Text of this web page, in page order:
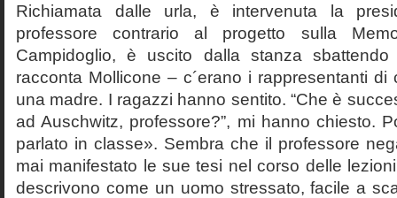
Richiamata dalle urla, è intervenuta la
professore contrario al progetto sulla
Campidoglio, è uscito dalla stanza
racconta Mollicone – c´erano i rappresentanti
una madre. I ragazzi hanno sentito. “Che è
ad Auschwitz, professore?”, mi hanno chiesto.
parlato in classe». Sembra che il professore
mai manifestato le sue tesi nel corso delle
descrivono come un uomo stressato, facile a